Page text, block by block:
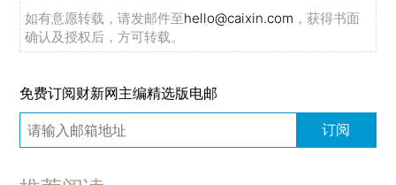
如有意愿转载，请发邮件至hello@caixin.com ，获得书面
确认及授权后，方可转载。
免费订阅财新网主编精选版电邮
订阅